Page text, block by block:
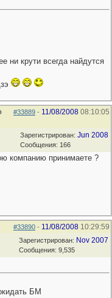
ни крути всегда найдутся
#33889 - 11/08/2008 08:10:05
Зарегистрирован: Jun 2008
Сообщения: 166
компанию принимаете ?
#33890 - 11/08/2008 10:29:59
Зарегистрирован: Nov 2007
Сообщения: 9,535
БМ